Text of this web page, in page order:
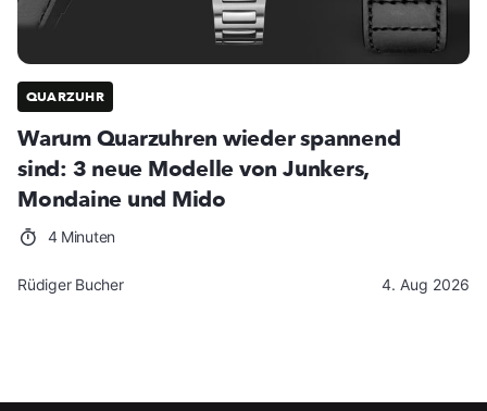
QUARZUHR
Warum Quarzuhren wieder spannend
sind: 3 neue Modelle von Junkers,
Mondaine und Mido
4 Minuten
Rüdiger Bucher 4. Aug 2026